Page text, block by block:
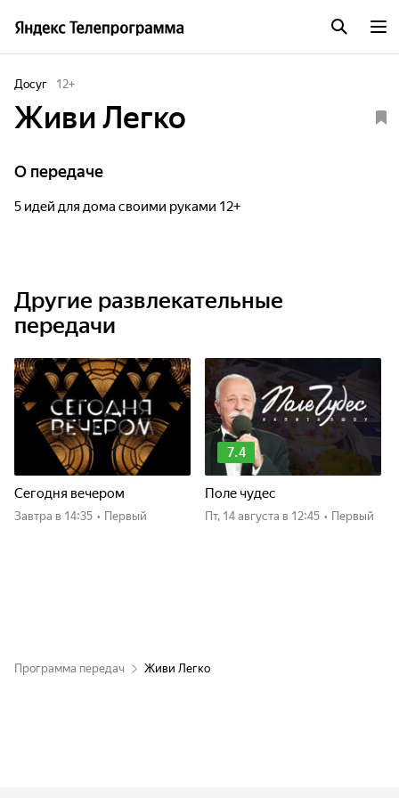
Досуг 12+
Живи Легко
О передаче
5 идей для дома своими руками 12+
Другие развлекательные
передачи
Сегодня вечером
Завтра в 14:35 • Первый
7.4
Поле чудес
пт, 14 августа в 12:45 • Первый
Программа передач Живи Легко